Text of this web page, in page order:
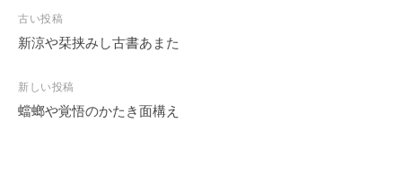
投
稿
ビ
ゲ
古い投稿
新涼や栞挟みし古書あまた
新しい投稿
蟷螂や覚悟のかたき面構え